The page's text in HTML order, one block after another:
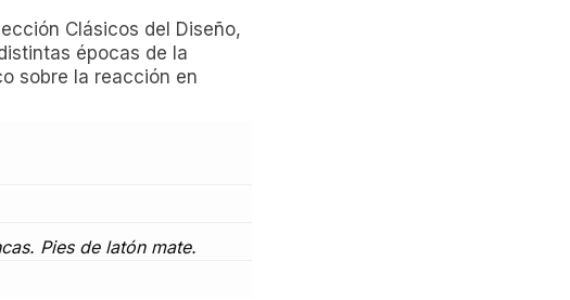
Clásicos del Diseño,
épocas de la
sobre la reacción en
Pies de latón mate.